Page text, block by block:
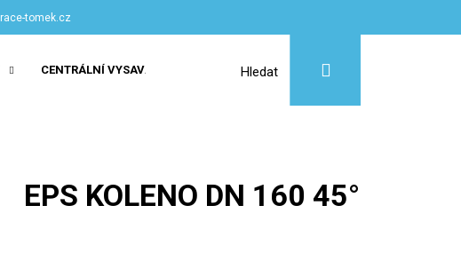
tomek.cz
CENTRÁLNÍ VYSAVAČE SLUŽBYHledat
EPS KOLENO DN 160 45°